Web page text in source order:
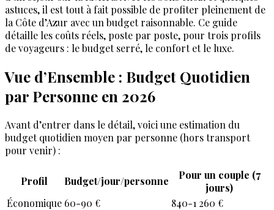
astuces, il est tout à fait possible de profiter pleinement de
la Côte d’Azur avec un budget raisonnable. Ce guide
détaille les coûts réels, poste par poste, pour trois profils
de voyageurs : le budget serré, le confort et le luxe.
Vue d’Ensemble : Budget Quotidien
par Personne en 2026
Avant d’entrer dans le détail, voici une estimation du
budget quotidien moyen par personne (hors transport
pour venir) :
Profil Budget/jour/personne
Pour un couple (7
jours)
Économique 60-90 €
840-1 260 €